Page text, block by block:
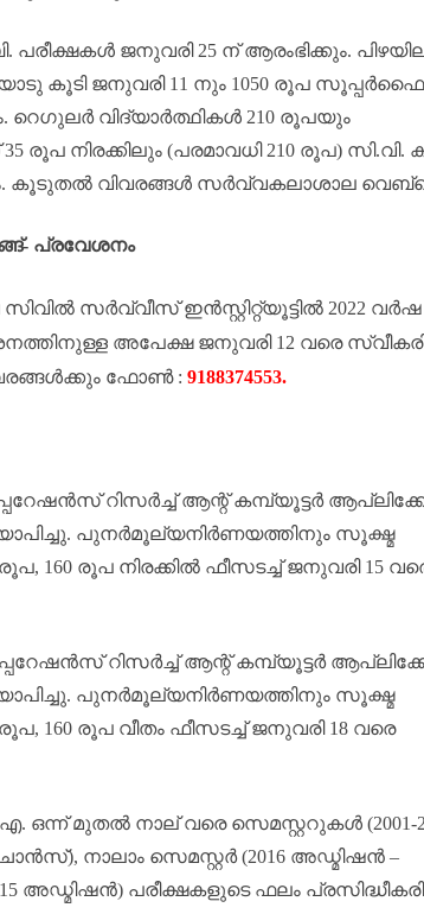
ജനുവരി 25 ന് ആരംഭിക്കും.
കൂടി ജനുവരി 11 നും 1050 രൂപ
റെഗുലർ വിദ്യാർത്ഥികൾ 210 രൂപയും
രൂപ നിരക്കിലും (പരമാവധി 210 രൂപ) സി.വി.
കൂടുതൽ വിവരങ്ങൾ സർവ്വകലാശാല
പ്രവേശനം
സർവ്വീസ് ഇൻസ്റ്റിറ്റ്യൂട്ടിൽ 2022 വർഷ
അപേക്ഷ ജനുവരി 12 വരെ
ഫോൺ : 9188374553.
റിസർച്ച് ആന്റ് കമ്പ്യൂട്ടർ
പുനർമൂല്യനിർണയത്തിനും സൂക്ഷ്മ
160 രൂപ നിരക്കിൽ ഫീസടച്ച് ജനുവരി 15
റിസർച്ച് ആന്റ് കമ്പ്യൂട്ടർ
പുനർമൂല്യനിർണയത്തിനും സൂക്ഷ്മ
160 രൂപ വീതം ഫീസടച്ച് ജനുവരി 18 വരെ
ഒന്ന് മുതൽ നാല് വരെ സെമസ്റ്ററുകൾ (2001-
നാലാം സെമസ്റ്റർ (2016 അഡ്മിഷൻ –
അഡ്മിഷൻ) പരീക്ഷകളുടെ ഫലം